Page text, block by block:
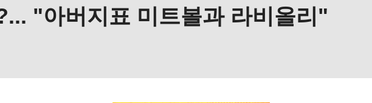
"아버지표 미트볼과 라비올리"